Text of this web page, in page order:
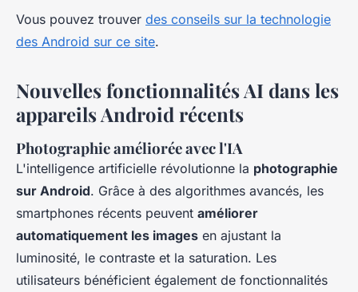
Vous pouvez trouver des conseils sur la technologie
des Android sur ce site.
Nouvelles fonctionnalités AI dans les
appareils Android récents
Photographie améliorée avec l'IA
L'intelligence artificielle révolutionne la photographie
sur Android. Grâce à des algorithmes avancés, les
smartphones récents peuvent améliorer
automatiquement les images en ajustant la
luminosité, le contraste et la saturation. Les
utilisateurs bénéficient également de fonctionnalités